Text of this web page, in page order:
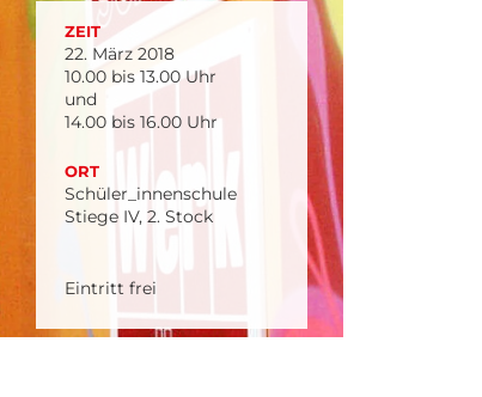
ZEIT
22. März 2018
10.00 bis 13.00 Uhr
und
14.00 bis 16.00 Uhr
ORT
Schüler_innenschule
Stiege IV, 2. Stock
Eintritt frei